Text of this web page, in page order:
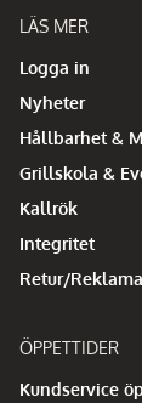
LÄS MER
Logga in
Nyheter
Hållbarhet &
Grillskola &
Kallrök
Integritet
Retur/
ÖPPETTIDER
Kundservice